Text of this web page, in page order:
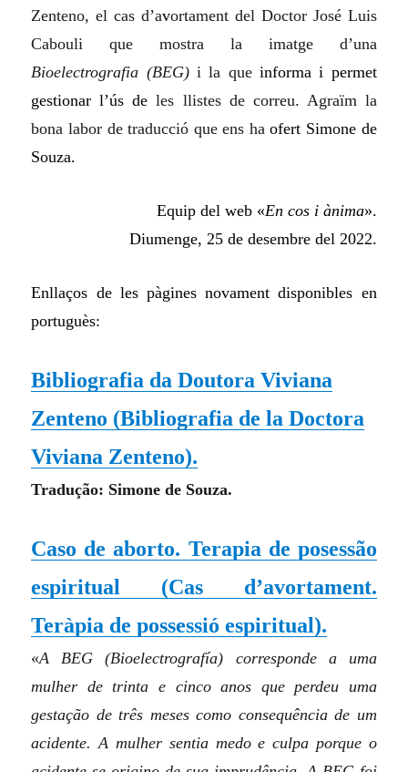
Zenteno, el cas d’avortament del Doctor José Luis
Cabouli que mostra la imatge d’una
Bioelectrografia (BEG)i la que informa i permet
gestionar l’ús de les llistes de correu. Agraïm la
bona labor de traducció que ens haofert Simone de
Souza.
Equip del web «En cos i ànima».
Diumenge, 25 de desembre del 2022.
Enllaços de les pàgines novament disponibles en
portuguès:
Bibliografia da Doutora Viviana
Zenteno (Bibliografia de la Doctora
Viviana Zenteno).
Tradução: Simone de Souza.
Caso de aborto. Terapia de posessão
espiritual (Cas d’avortament.
Teràpia de possessió espiritual).
«A BEG (Bioelectrografía) corresponde a uma
mulher de trinta e cinco anos que perdeu uma
gestação de três meses como consequência de um
acidente. A mulher sentia medo e culpa porque o